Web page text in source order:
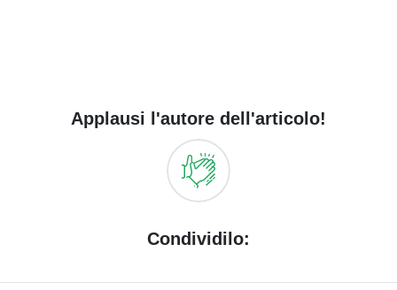
Applausi l'autore dell'articolo!
Condividilo: